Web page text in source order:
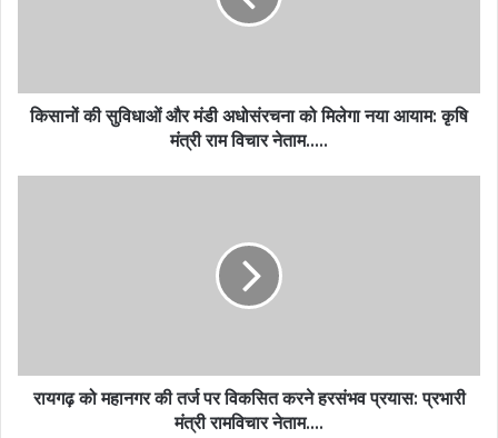
किसानों की सुविधाओं और मंडी अधोसंरचना को मिलेगा नया आयाम: कृषि
मंत्री राम विचार नेताम…..
रायगढ़ को महानगर की तर्ज पर विकसित करने हरसंभव प्रयास: प्रभारी
मंत्री रामविचार नेताम….